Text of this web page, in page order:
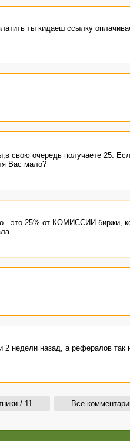
ты кидаеш ссылку
свою очередь получаете 25.
Вас мало?
- это 25% от КОМИССИИ биржи,
недели назад, а рефералов так
/ 11 Все